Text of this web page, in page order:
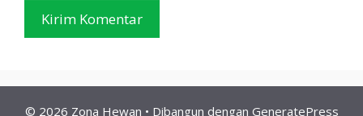
© 2026 Zona Hewan • Dibangun dengan GeneratePress